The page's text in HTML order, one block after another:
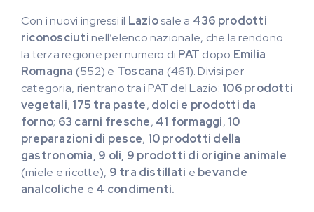
Con i nuovi ingressi il Laziosale a 436 prodotti
riconosciutinell’elenco nazionale, che la rendono
la terza regione per numero di PAT dopo Emilia
Romagna (552) e Toscana (461). Divisi per
categoria, rientrano tra i PAT del Lazio: 106 prodotti
vegetali, 175 tra paste, dolci e prodotti da
forno; 63 carni fresche, 41 formaggi, 10
preparazioni di pesce, 10 prodotti della
gastronomia, 9 oli, 9 prodotti di origine animale
(miele e ricotte), 9 tra distillati e bevande
analcoliche e 4 condimenti.